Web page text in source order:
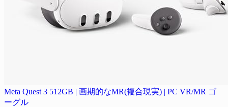
Meta Quest 3 512GB | 画期的なMR(複合現実) | PC VR/MR ゴ
ーグル